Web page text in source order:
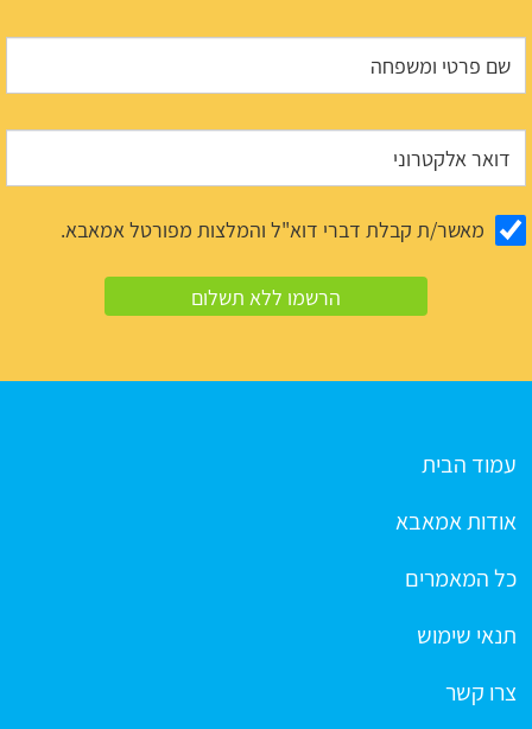
מאשר/ת קבלת דברי דוא"ל והמלצות מפורטל אמאבא.
עמוד הבית
אודות אמאבא
כל המאמרים
תנאי שימוש
צרו קשר